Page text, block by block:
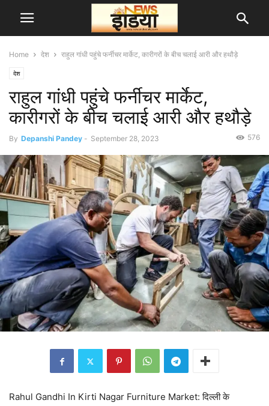
Home देश राहुल गांधी पहुंचे फर्नीचर मार्केट, कारीगरों के बीच चलाई आरी और हथौड़े
देश
राहुल गांधी पहुंचे फर्नीचर मार्केट,
कारीगरों के बीच चलाई आरी और हथौड़े
By Depanshi Pandey - September 28, 2023 576
Rahul Gandhi In Kirti Nagar Furniture Market: दिल्ली के